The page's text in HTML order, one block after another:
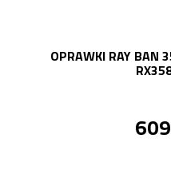
OPRAWKI RAY BAN